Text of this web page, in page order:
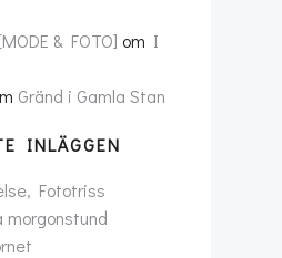
& FOTO] om I
Gränd i Gamla Stan
INLÄGGEN
Fototriss
morgonstund